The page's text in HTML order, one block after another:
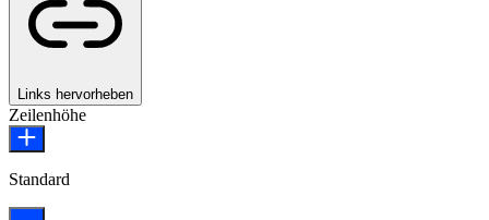
Links hervorheben
Zeilenhöhe
Standard